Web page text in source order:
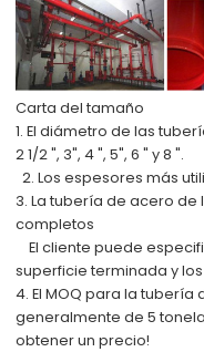
Carta del tamaño
1. El diámetro de las
2 1/2 ", 3", 4 ", 5", 6 " y 8 ".
2. Los espesores más
3. La tubería de acero de
completos
El cliente puede
superficie terminada y
4. El MOQ para la
generalmente de 5
obtener un precio!